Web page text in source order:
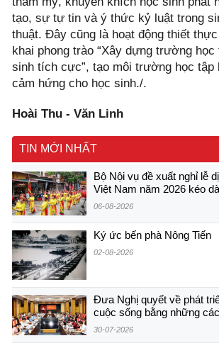
tạo, sự tự tin và ý thức kỷ luật trong
thuật. Đây cũng là hoạt động thiết
khai phong trào “Xây dựng trường học
sinh tích cực”, tạo môi trường học tập
cảm hứng cho học sinh./.
Hoài Thu - Văn Linh
TIN MỚI NHẤT
Bộ Nội vụ đề xuất nghỉ lễ
Việt Nam năm 2026 kéo
06-08-2026
Ký ức bến phà Nông Tiến
02-08-2026
Đưa Nghị quyết về phát
cuộc sống bằng những
30-07-2026